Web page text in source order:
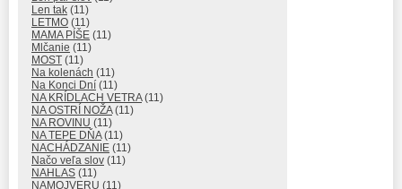
Len tak (11)
LETMO (11)
MAMA PÍŠE (11)
Mlčanie (11)
MOST (11)
Na kolenách (11)
Na Konci Dní (11)
NA KRÍDLACH VETRA(11)
NA OSTRÍ NOŽA(11)
NA ROVINU (11)
NA TEPE DŇA(11)
NACHÁDZANIE (11)
Načo veľa slov (11)
NAHLAS (11)
NAMOJVERU (11)